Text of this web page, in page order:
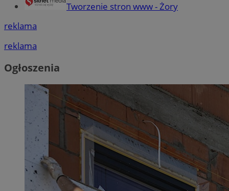
Tworzenie stron www - Żory
reklama
reklama
Ogłoszenia